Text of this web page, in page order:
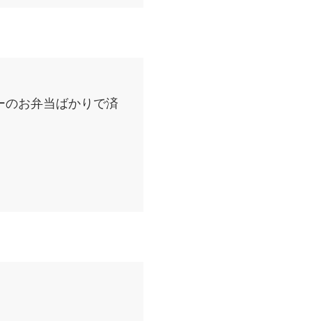
のお弁当ばかりで済